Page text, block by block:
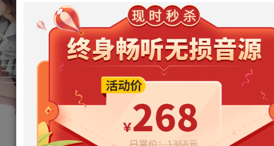
￥9.9 限时特惠
￥99
年卡会员免费 永久会员 免费
立即购买
您当前未登录！建议登陆后购买，可保存购买订单